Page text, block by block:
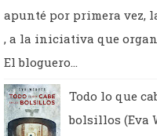
apunté por primera vez,
, a la iniciativa que
El bloguero...
Todo lo que
bolsillos (Eva